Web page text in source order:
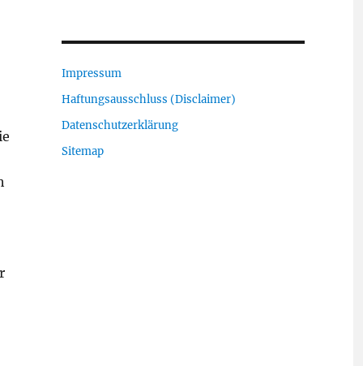
Impressum
Haftungsausschluss (Disclaimer)
Datenschutzerklärung
Sitemap